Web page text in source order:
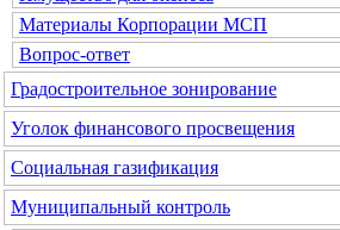
Материалы Корпорации МСП
Вопрос-ответ
Градостроительное зонирование
Уголок финансового просвещения
Социальная газификация
Муниципальный контроль